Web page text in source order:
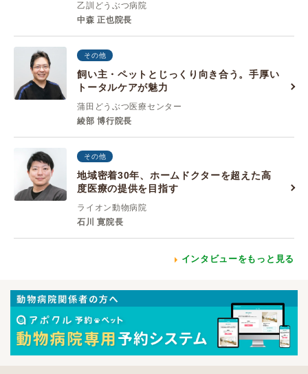
乙訓どうぶつ病院
中森 正也院長
その他
飼い主・ペットとじっくり向き合う。手厚い
トータルケアが魅力
蒲田どうぶつ医療センター
綾部 博行院長
その他
地域密着30年、ホームドクターを超えた高
度医療の提供を目指す
ライオン動物病院
石川 寛院長
インタビューをもっと見る